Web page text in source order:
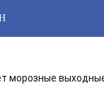
морозные